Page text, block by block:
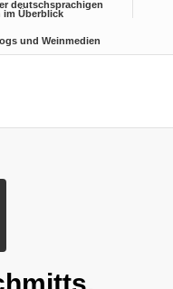
deutschsprachigen
im Überblick
und Weinmedien